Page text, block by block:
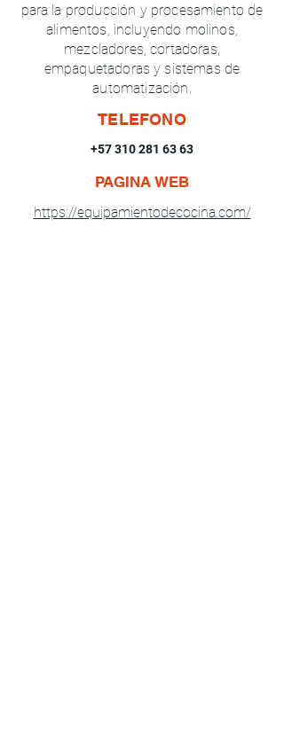
para la producción y procesamiento de
alimentos, incluyendo molinos,
mezcladores, cortadoras,
empaquetadoras y sistemas de
automatización.
TELEFONO
+57 310 281 63 63
PAGINA WEB
https://equipamientodecocina.com/